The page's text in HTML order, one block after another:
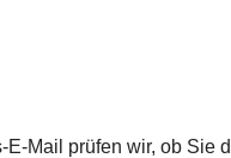
Mail prüfen wir, ob Sie